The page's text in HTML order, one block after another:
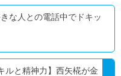
な人との電話中でドキッ
ルと精神力】西矢椛が金